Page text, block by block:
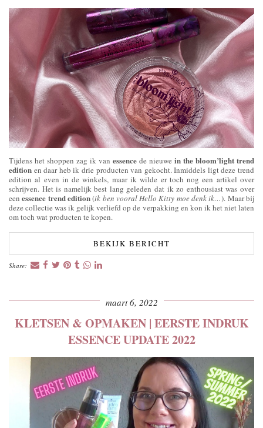
Tijdens het shoppen zag ik van essence de nieuwe in the bloom’light trend
edition en daar heb ik drie producten van gekocht. Inmiddels ligt deze trend
edition al even in de winkels, maar ik wilde er toch nog een artikel over
schrijven. Het is namelijk best lang geleden dat ik zo enthousiast was over
eenessence trend edition(ik ben vooral Hello Kitty moe denk ik…). Maar bij
deze collectie was ik gelijk verliefd op de verpakking en kon ik het niet laten
om toch wat producten te kopen.
BEKIJK BERICHT
Share:
maart 6, 2022
KLETSEN & OPMAKEN | EERSTE INDRUK
ESSENCE UPDATE 2022